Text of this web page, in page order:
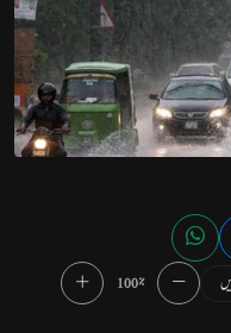
100%